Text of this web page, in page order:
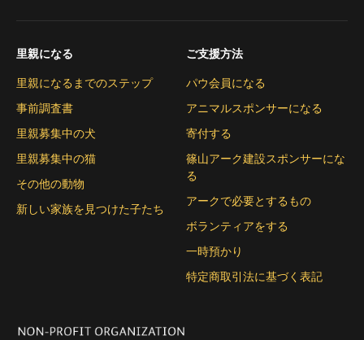
里親になる
里親になるまでのステップ
事前調査書
里親募集中の犬
里親募集中の猫
その他の動物
新しい家族を見つけた子たち
ご支援方法
パウ会員になる
アニマルスポンサーになる
寄付する
篠山アーク建設スポンサーにな
る
アークで必要とするもの
ボランティアをする
一時預かり
特定商取引法に基づく表記